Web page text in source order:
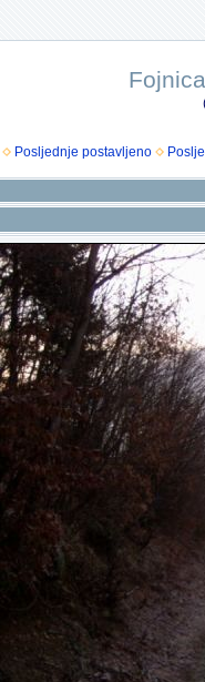
Posljednje postavljeno